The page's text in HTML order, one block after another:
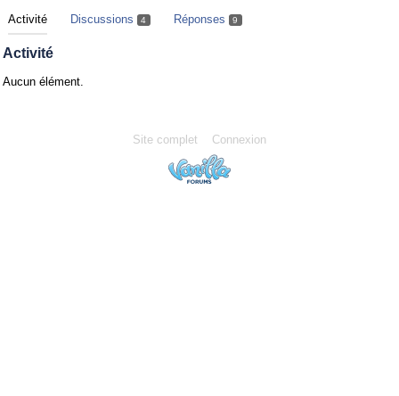
Activité Discussions 4 Réponses 9
Activité
Aucun élément.
Site complet Connexion